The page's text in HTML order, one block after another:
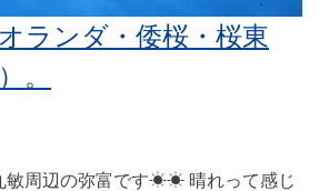
ランダ・倭桜・桜東
。
周辺の弥富です☀☀ 晴れって感じ